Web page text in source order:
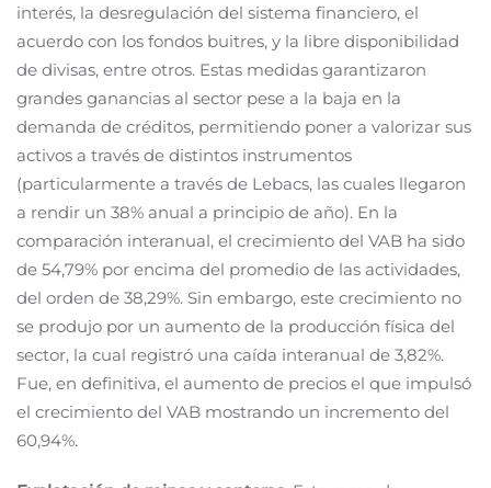
interés, la desregulación del sistema financiero, el
acuerdo con los fondos buitres, y la libre disponibilidad
de divisas, entre otros. Estas medidas garantizaron
grandes ganancias al sector pese a la baja en la
demanda de créditos, permitiendo poner a valorizar sus
activos a través de distintos instrumentos
(particularmente a través de Lebacs, las cuales llegaron
a rendir un 38% anual a principio de año). En la
comparación interanual, el crecimiento del VAB ha sido
de 54,79% por encima del promedio de las actividades,
del orden de 38,29%. Sin embargo, este crecimiento no
se produjo por un aumento de la producción física del
sector, la cual registró una caída interanual de 3,82%.
Fue, en definitiva, el aumento de precios el que impulsó
el crecimiento del VAB mostrando un incremento del
60,94%.